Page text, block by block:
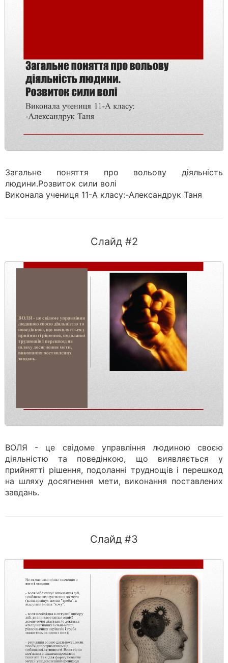
Загальне поняття про вольову діяльність
людини.Розвиток сили волі
Виконала учениця 11-А класу:-Александрук Таня
Слайд #2
ВОЛЯ - це свідоме управління людиною своєю
діяльністю та поведінкою, що виявляється у
прийнятті рішення, подоланні труднощів і перешкод
на шляху досягнення мети, виконання поставлених
завдань.
Слайд #3